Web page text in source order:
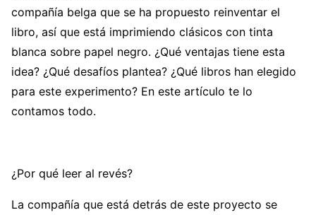
compañía belga que se ha propuesto reinventar el
libro, así que está imprimiendo clásicos con tinta
blanca sobre papel negro. ¿Qué ventajas tiene esta
idea? ¿Qué desafíos plantea? ¿Qué libros han elegido
para este experimento? En este artículo te lo
contamos todo.
¿Por qué leer al revés?
La compañía que está detrás de este proyecto se